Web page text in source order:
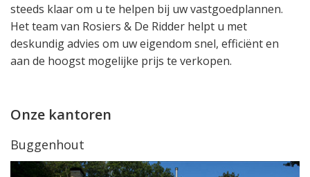
steeds klaar om u te helpen bij uw vastgoedplannen.
Het team van Rosiers & De Ridder helpt u met
deskundig advies om uw eigendom snel, efficiënt en
aan de hoogst mogelijke prijs te verkopen.
Onze kantoren
Buggenhout